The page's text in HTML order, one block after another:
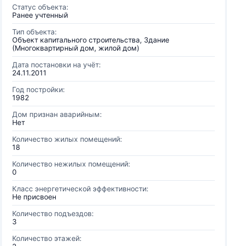
Статус объекта:
Ранее учтенный
Тип объекта:
Объект капитального строительства, Здание
(Многоквартирный дом, жилой дом)
Дата постановки на учёт:
24.11.2011
Год постройки:
1982
Дом признан аварийным:
Нет
Количество жилых помещений:
18
Количество нежилых помещений:
0
Класс энергетической эффективности:
Не присвоен
Количество подъездов:
3
Количество этажей: